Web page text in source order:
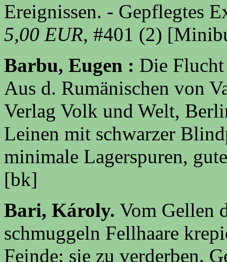
Ereignissen. - Gepflegtes
5,00 EUR, #401 (2)
Barbu, Eugen : Die
Aus d. Rumänischen von
Verlag Volk und Welt,
Leinen mit schwarzer
minimale Lagerspuren,
[bk]
Bari, Károly. Vom Gellen
schmuggeln Fellhaare
Feinde: sie zu verderben.